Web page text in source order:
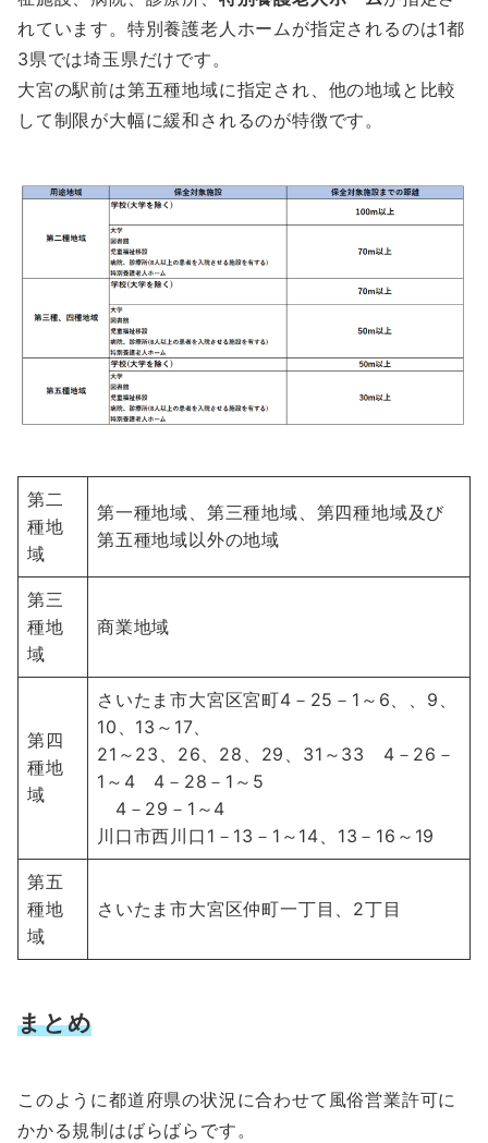
れています。特別養護老人ホームが指定されるのは1都
3県では埼玉県だけです。
大宮の駅前は第五種地域に指定され、他の地域と比較
して制限が大幅に緩和されるのが特徴です。
第二
種地
域
第一種地域、第三種地域、第四種地域及び
第五種地域以外の地域
第三
種地
域
商業地域
第四
種地
域
さいたま市大宮区宮町4－25－1～6、、9、
10、13～17、
21～23、26、28、29、31～33 4－26－
1～4 4－28－1～5
4－29－1～4
川口市西川口1－13－1～14、13－16～19
第五
種地
域
さいたま市大宮区仲町一丁目、2丁目
まとめ
このように都道府県の状況に合わせて風俗営業許可に
かかる規制はばらばらです。